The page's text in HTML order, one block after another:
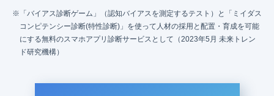
「バイアス診断ゲーム」（認知バイアスを測定するテスト）と「ミイダス
コンピテンシー診断(特性診断)」を使って人材の採用と配置・育成を可能
にする無料のスマホアプリ診断サービスとして（2023年5月 未来トレン
ド研究機構）